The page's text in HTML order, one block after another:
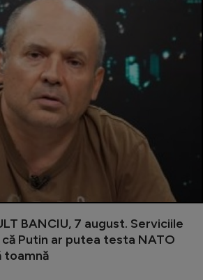
BANCIU, 7 august. Serviciile
Putin ar putea testa NATO
toamnă